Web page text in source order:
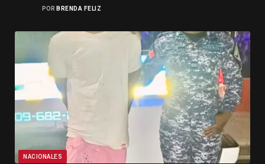
POR BRENDA FELIZ
NACIONALES